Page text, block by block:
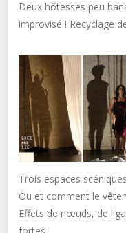
Deux hôtesses peu
improvisé ! Recyclage
Trois espaces
Ou et comment le
Effets de nœuds, de